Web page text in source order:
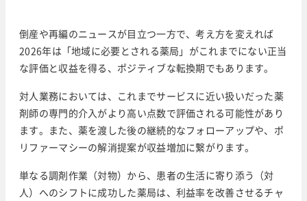
倒産や再編のニュースが目立つ一方で、考え方を変えれば
2026年は「地域に必要とされる薬局」がこれまでにない正当
な評価と収益を得る、ポジティブな転換期でもあります。
対人業務においては、これまでサービスに近い扱いだった薬
剤師の専門的介入がより高い点数で評価される可能性があり
ます。また、薬を渡した後の継続的なフォローアップや、ポ
リファーマシーの解消提案が収益増加に繋がります。
単なる調剤作業（対物）から、患者の生活に寄り添う（対
人）へのシフトに成功した薬局は、利益率を改善させるチャ